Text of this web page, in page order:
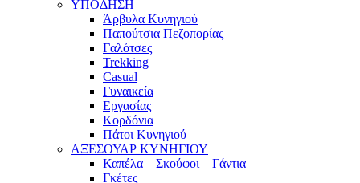
ΥΠΟΔΗΣΗ
Άρβυλα Κυνηγιού
Παπούτσια Πεζοπορίας
Γαλότσες
Trekking
Casual
Γυναικεία
Εργασίας
Κορδόνια
Πάτοι Κυνηγιού
ΑΞΕΣΟΥΑΡ ΚΥΝΗΓΙΟΥ
Καπέλα – Σκούφοι – Γάντια
Γκέτες